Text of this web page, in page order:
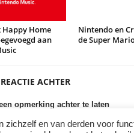
Home
aan
Nintendo en
de Super
ACHTER
opmerking achter te laten
zichzelf en van derden voor